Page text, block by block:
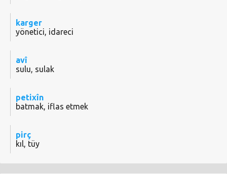
karger
yönetici, idareci
avî
sulu, sulak
petixîn
batmak, iflas etmek
pirç
kıl, tüy